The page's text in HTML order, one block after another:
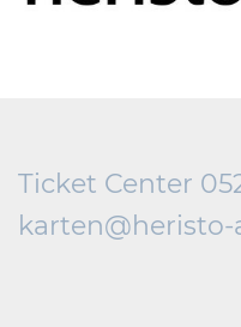
Ticket Center
karten@heristo-